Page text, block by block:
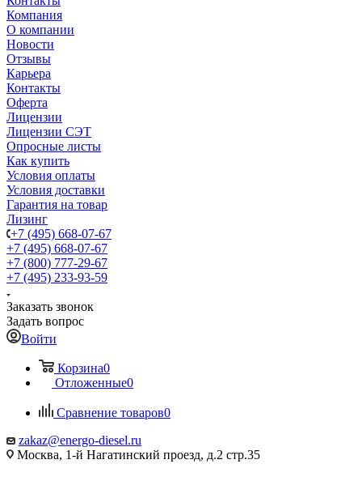
Компания
О компании
Новости
Отзывы
Карьера
Контакты
Оферта
Лицензии
Лицензии СЭТ
Опросные листы
Как купить
Условия оплаты
Условия доставки
Гарантия на товар
Лизинг
+7 (495) 668-07-67
+7 (495) 668-07-67
+7 (800) 777-29-67
+7 (495) 233-93-59
Заказать звонок
Задать вопрос
Войти
Корзина0
Отложенные0
Сравнение товаров0
zakaz@energo-diesel.ru
Москва, 1-й Нагатинский проезд, д.2 стр.35